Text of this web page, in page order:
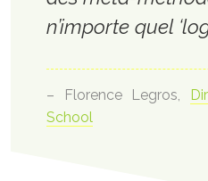
n’importe quel
– Florence Legros,
School